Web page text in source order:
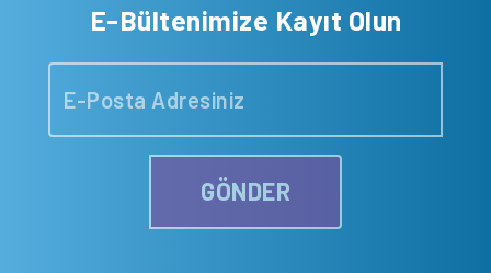
E-Bültenimize Kayıt Olun
GÖNDER